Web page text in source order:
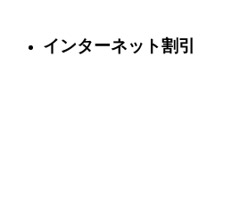
インターネット割引